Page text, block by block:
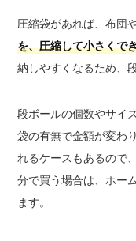
圧縮袋があれば、布団
を、圧縮して小さくで
納しやすくなるため、
段ボールの個数やサイ
袋の有無で金額が変わ
れるケースもあるので
分で買う場合は、ホー
ます。